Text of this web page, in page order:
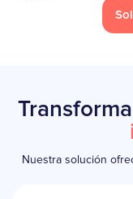
Nuestra solución